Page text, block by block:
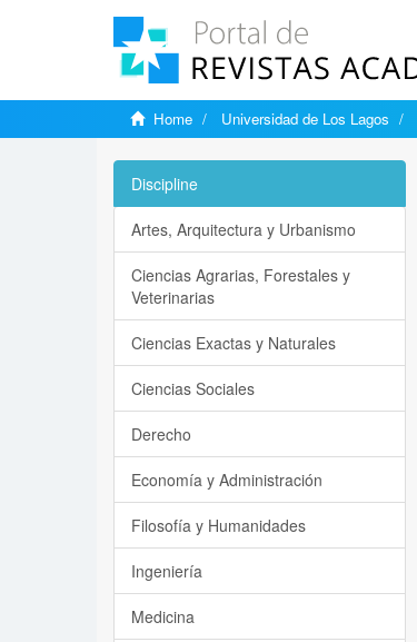
Home Universidad de Los Lagos
Discipline
Artes, Arquitectura y Urbanismo
Ciencias Agrarias, Forestales y
Veterinarias
Ciencias Exactas y Naturales
Ciencias Sociales
Derecho
Economía y Administración
Filosofía y Humanidades
Ingeniería
Medicina